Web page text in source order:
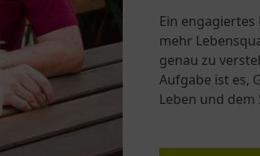
Ein
mehr
genau zu
Aufgabe ist es,
Leben und dem